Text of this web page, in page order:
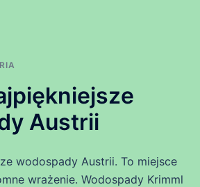
Austrii
wodospady Austrii. To miejsce
wrażenie. Wodospady Krimml